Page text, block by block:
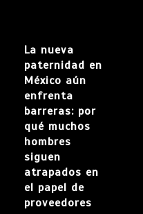
La nueva
paternidad en
México aún
enfrenta
barreras: por
qué muchos
hombres
siguen
atrapados en
el papel de
proveedores